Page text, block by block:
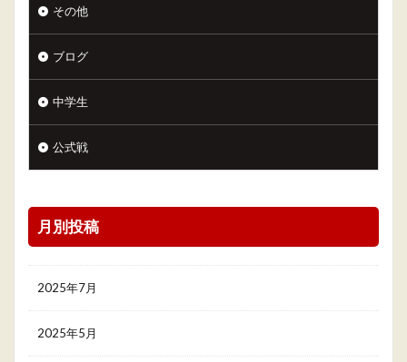
その他
ブログ
中学生
公式戦
月別投稿
2025年7月
2025年5月